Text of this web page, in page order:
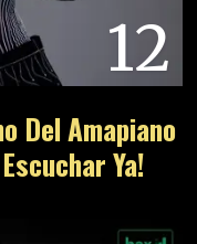
12
Del Amapiano
Ya!